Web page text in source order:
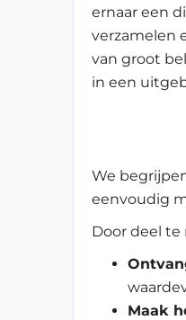
ernaar een
verzamelen
van groot
in een
We
eenvoudig
Door deel
Maak